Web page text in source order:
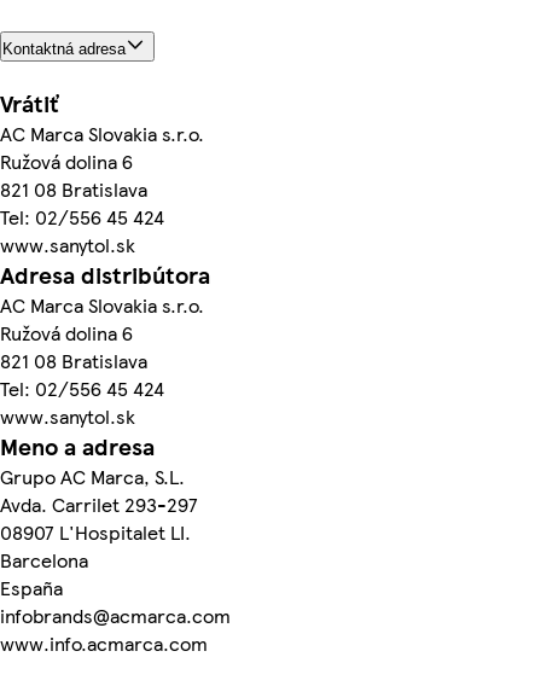
Kontaktná adresa
Vrátiť
AC Marca Slovakia s.r.o.
Ružová dolina 6
821 08 Bratislava
Tel: 02/556 45 424
www.sanytol.sk
Adresa distribútora
AC Marca Slovakia s.r.o.
Ružová dolina 6
821 08 Bratislava
Tel: 02/556 45 424
www.sanytol.sk
Meno a adresa
Grupo AC Marca, S.L.
Avda. Carrilet 293-297
08907 L'Hospitalet LI.
Barcelona
España
infobrands@acmarca.com
www.info.acmarca.com